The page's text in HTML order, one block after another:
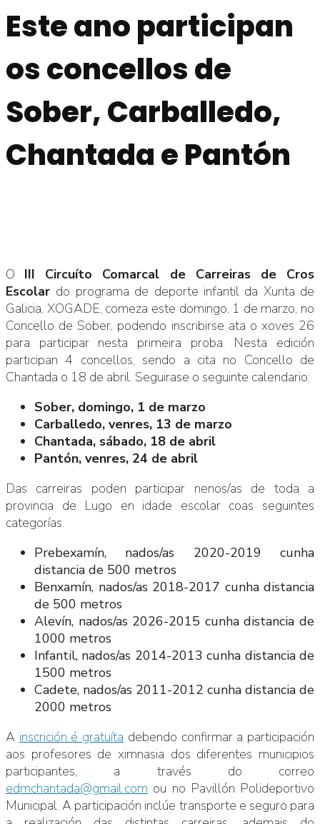
Este ano participan
os concellos de
Sober, Carballedo,
Chantada e Pantón
O III Circuíto Comarcal de Carreiras de Cros
Escolar do programa de deporte infantil da Xunta de
Galicia, XOGADE, comeza este domingo, 1 de marzo, no
Concello de Sober, podendo inscribirse ata o xoves 26
para participar nesta primeira proba. Nesta edición
participan 4 concellos, sendo a cita no Concello de
Chantada o 18 de abril. Seguirase o seguinte calendario:
Sober, domingo, 1 de marzo
Carballedo, venres, 13 de marzo
Chantada, sábado, 18 de abril
Pantón, venres, 24 de abril
Das carreiras poden participar nenos/as de toda a
provincia de Lugo en idade escolar coas seguintes
categorías.
Prebexamín, nados/as 2020-2019 cunha
distancia de 500 metros
Benxamín, nados/as 2018-2017 cunha distancia
de 500 metros
Alevín, nados/as 2026-2015 cunha distancia de
1000 metros
Infantil, nados/as 2014-2013 cunha distancia de
1500 metros
Cadete, nados/as 2011-2012 cunha distancia de
2000 metros
A inscrición é gratuíta debendo confirmar a participación
aos profesores de ximnasia dos diferentes municipios
participantes, a través do correo
edmchantada@gmail.com ou no Pavillón Polideportivo
Municipal. A participación inclúe transporte e seguro para